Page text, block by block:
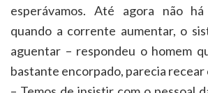
esperávamos. Até agora não há
quando a corrente aumentar, o
aguentar – respondeu o homem
bastante encorpado, parecia recear